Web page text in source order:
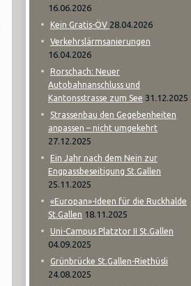
16.06.2026
Kein Gratis-ÖV 28.04.2026
Verkehrslärmsanierungen
16.04.2026
Rorschach: Neuer
Autobahnanschluss und
Kantonsstrasse zum See 31.12.2025
Strassenbau den Gegebenheiten
anpassen – nicht umgekehrt
27.12.2025
Ein Jahr nach dem Nein zur
Engpassbeseitigung St.Gallen
25.11.2025
«Europan»-Ideen für die Ruckhalde
St.Gallen 18.11.2025
Uni-Campus Platztor II St.Gallen
04.09.2025
Grünbrücke St.Gallen-Riethüsli
24.08.2025